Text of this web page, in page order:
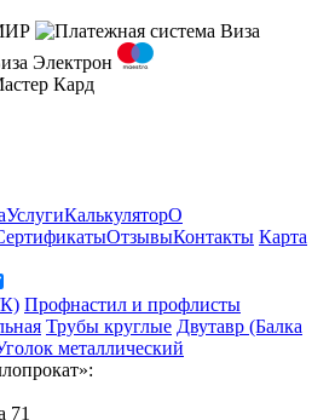
УслугиКалькуляторО
ОтзывыКонтакты Карта
К) Профнастил и профлисты
Трубы круглые Двутавр (Балка
металлический
:
71